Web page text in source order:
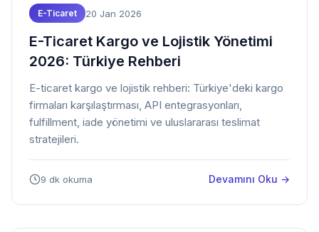
E-Ticaret 20 Jan 2026
E-Ticaret Kargo ve Lojistik Yönetimi
2026: Türkiye Rehberi
E-ticaret kargo ve lojistik rehberi: Türkiye'deki kargo
firmaları karşılaştırması, API entegrasyonları,
fulfillment, iade yönetimi ve uluslararası teslimat
stratejileri.
9 dk okuma Devamını Oku →